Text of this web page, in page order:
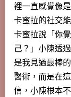
裡一直感覺像
卡蜜拉的社交
卡蜜拉說「你
己？ 」小陳透
是我見過最棒
醫術，而是在
信，小陳根本